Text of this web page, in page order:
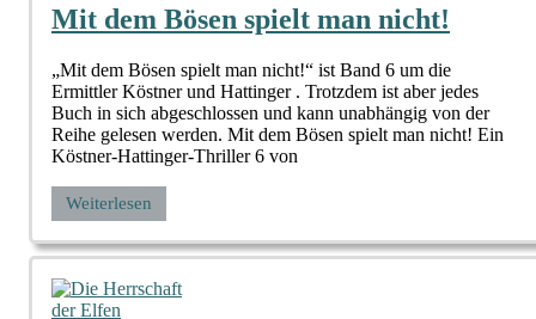
Mit dem Bösen spielt man nicht!
„Mit dem Bösen spielt man nicht!“ ist Band 6 um die
Ermittler Köstner und Hattinger . Trotzdem ist aber jedes
Buch in sich abgeschlossen und kann unabhängig von der
Reihe gelesen werden. Mit dem Bösen spielt man nicht! Ein
Köstner-Hattinger-Thriller 6 von
Weiterlesen